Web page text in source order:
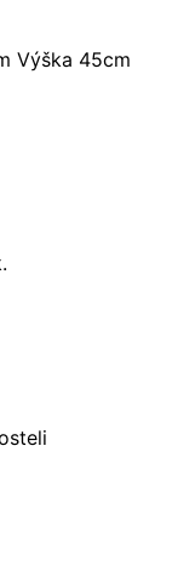
Výška 45cm